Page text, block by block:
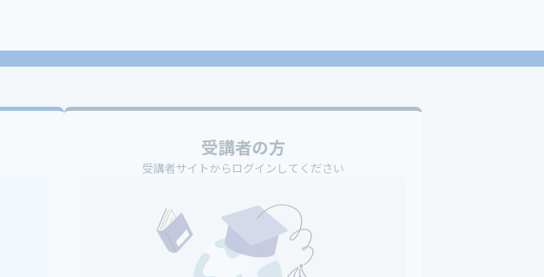
受講者の方
受講者サイトからログインしてください